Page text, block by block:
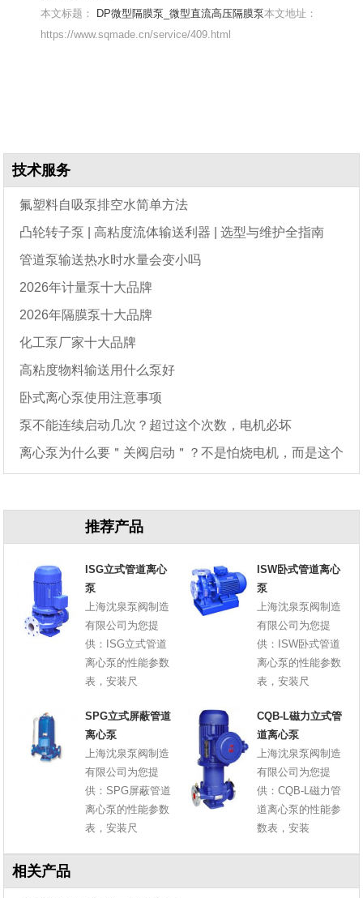
本文标题：
DP微型隔膜泵_微型直流高压隔膜泵本文地址：
https://www.sqmade.cn/service/409.html
技术服务
氟塑料自吸泵排空水简单方法
凸轮转子泵 | 高粘度流体输送利器 | 选型与维护全指南
管道泵输送热水时水量会变小吗
2026年计量泵十大品牌
2026年隔膜泵十大品牌
化工泵厂家十大品牌
高粘度物料输送用什么泵好
卧式离心泵使用注意事项
泵不能连续启动几次？超过这个次数，电机必坏
离心泵为什么要＂关阀启动＂？不是怕烧电机，而是这个
推荐产品
ISG立式管道离心
泵
上海沈泉泵阀制造
有限公司为您提
供：ISG立式管道
离心泵的性能参数
表，安装尺
ISW卧式管道离心
泵
上海沈泉泵阀制造
有限公司为您提
供：ISW卧式管道
离心泵的性能参数
表，安装尺
SPG立式屏蔽管道
离心泵
上海沈泉泵阀制造
有限公司为您提
供：SPG屏蔽管道
离心泵的性能参数
表，安装尺
CQB-L磁力立式管
道离心泵
上海沈泉泵阀制造
有限公司为您提
供：CQB-L磁力管
道离心泵的性能参
数表，安装
相关产品